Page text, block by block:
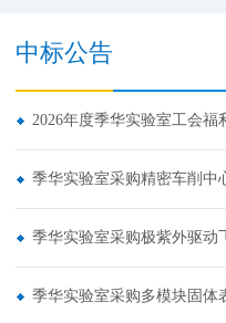
中标公告
2026年度季华实验室工会福
季华实验室采购精密车削中
季华实验室采购极紫外驱动
季华实验室采购多模块固体